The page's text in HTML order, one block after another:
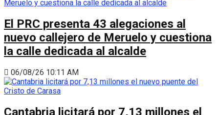
El PRC presenta 43 alegaciones al
nuevo callejero de Meruelo y cuestiona
la calle dedicada al alcalde
06/08/26 10:11 AM
Cantabria licitará por 7,13 millones el